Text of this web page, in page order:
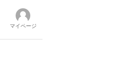
マイページ